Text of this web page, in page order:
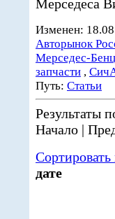
Мерседеса
Изменен:
Авторынок
Мерседес-Бенц
запчасти ,
Путь: Статьи
Результаты
Начало |
дате